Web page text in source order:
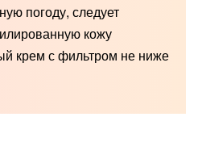
погоду, следует
кожу
крем с фильтром не ниже